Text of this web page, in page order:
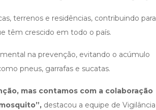
terrenos e residências, contribuindo para
têm crescido em todo o país.
na prevenção, evitando o acúmulo
pneus, garrafas e sucatas.
mas contamos com a colaboração
destacou a equipe de Vigilância